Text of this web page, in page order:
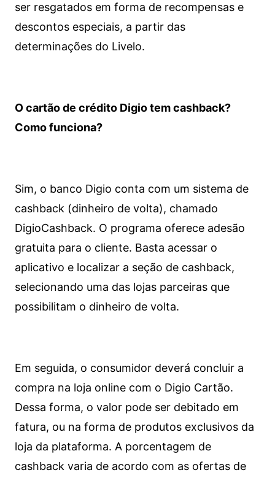
ser resgatados em forma de recompensas e
descontos especiais, a partir das
determinações do Livelo.
O cartão de crédito Digio tem cashback?
Como funciona?
Sim, o banco Digio conta com um sistema de
cashback (dinheiro de volta), chamado
DigioCashback. O programa oferece adesão
gratuita para o cliente. Basta acessar o
aplicativo e localizar a seção de cashback,
selecionando uma das lojas parceiras que
possibilitam o dinheiro de volta.
Em seguida, o consumidor deverá concluir a
compra na loja online com o Digio Cartão.
Dessa forma, o valor pode ser debitado em
fatura, ou na forma de produtos exclusivos da
loja da plataforma. A porcentagem de
cashback varia de acordo com as ofertas de